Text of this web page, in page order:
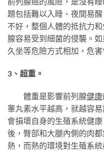
題包括難以入睡、夜間易
不好，整個人體的抵抗力
腺容易受到細菌的侵襲。
久坐等危險方式相加，危害
3、超重。
體重是影響前列腺健康
睾丸素水平越高，就越容
會損壞自身的生殖系統健
後，臀部和大腿內側的肉
熱，而熱的環境對生殖系